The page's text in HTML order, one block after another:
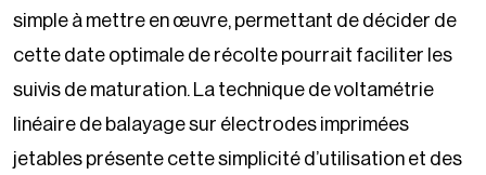
simple à mettre en œuvre, permettant de décider de
cette date optimale de récolte pourrait faciliter les
suivis de maturation. La technique de voltamétrie
linéaire de balayage sur électrodes imprimées
jetables présente cette simplicité d’utilisation et des